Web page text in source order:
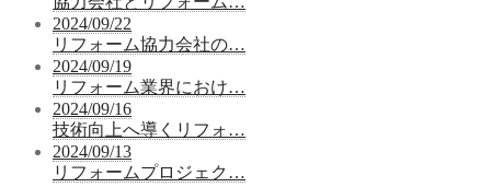
2024/09/22
リフォーム協力会社の…
2024/09/19
リフォーム業界におけ…
2024/09/16
技術向上へ導くリフォ…
2024/09/13
リフォームプロジェク…